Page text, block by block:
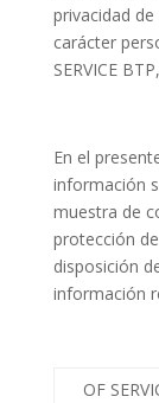
privacidad
carácter
SERVICE
En el
información
muestra de
protección de
disposición
información
OF